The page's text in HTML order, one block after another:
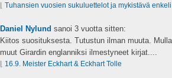
⌊ Tuhansien vuosien sukuluettelot ja mykistävä enkeli
Daniel Nylund sanoi 3 vuotta sitten:
Kiitos suosituksesta. Tutustun ilman muuta.
muut Girardin englanniksi ilmestyneet kirjat....
⌊ 16.9. Meister Eckhart & Eckhart Tolle